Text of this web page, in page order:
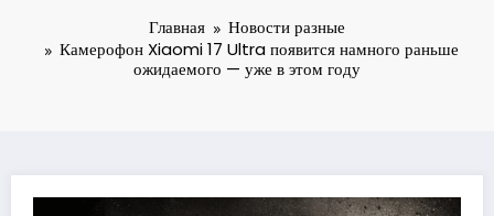
Главная
Новости разные
Камерофон Xiaomi 17 Ultra появится намного раньше
ожидаемого — уже в этом году